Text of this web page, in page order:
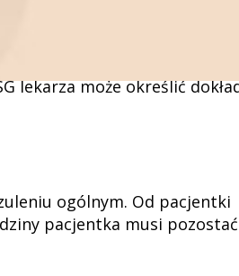
lekarza może określić
ogólnym. Od pacjentki
pacjentka musi